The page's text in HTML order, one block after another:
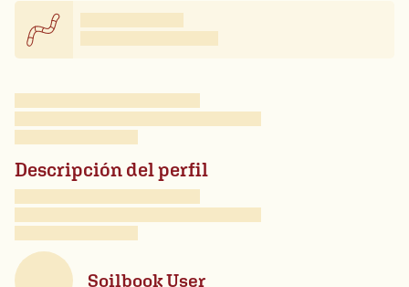
Descripción del perfil
Soilbook User